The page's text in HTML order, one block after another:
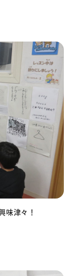
味津々！